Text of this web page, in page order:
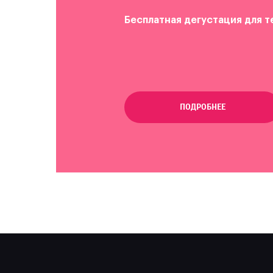
Бесплатная дегустация для
ПОДРОБНЕЕ